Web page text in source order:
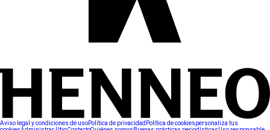
Aviso legal y condiciones de usoPolítica de privacidad Política de cookiespersonaliza tus